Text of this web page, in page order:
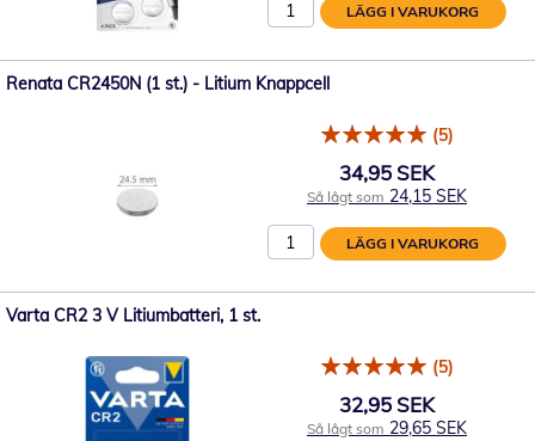
LÄGG I VARUKORG
Renata CR2450N (1 st.) - Litium Knappcell
(5)
34,95 SEK
Så lågt som 24,15 SEK
LÄGG I VARUKORG
Varta CR2 3 V Litiumbatteri, 1 st.
(5)
32,95 SEK
Så lågt som 29,65 SEK